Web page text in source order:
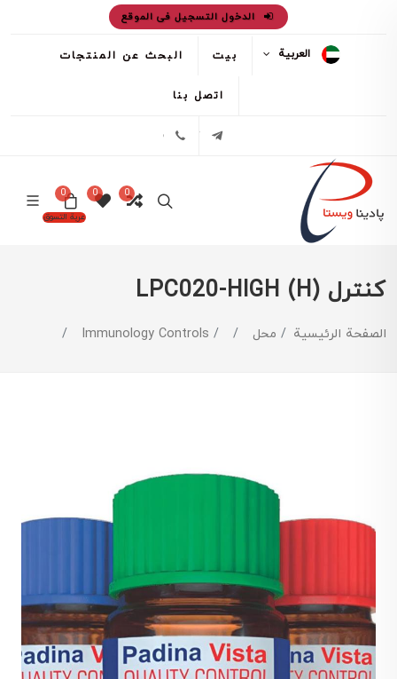
الدخول التسجيل فى الموقع
العربية بيت البحث عن المنتجات
اتصل بنا
تلگرام
0
0
عربة التسوق
0
کنترل LPC020-HIGH (H)
الصفحة الرئيسية محل Immunology Controls